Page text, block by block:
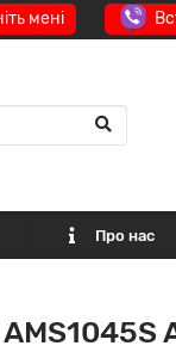
мені
Про нас